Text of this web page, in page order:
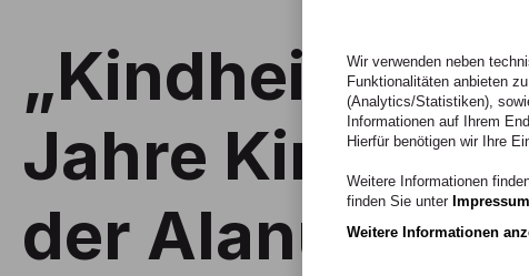
„Kindheit neu
Jahre
der Alanus
Wir verwenden neben
Funktionalitäten anbieten
(Analytics/Statistiken),
Informationen auf Ihrem
Hierfür benötigen wir Ihre
Weitere Informationen
finden Sie unter Impressum
Weitere Informationen